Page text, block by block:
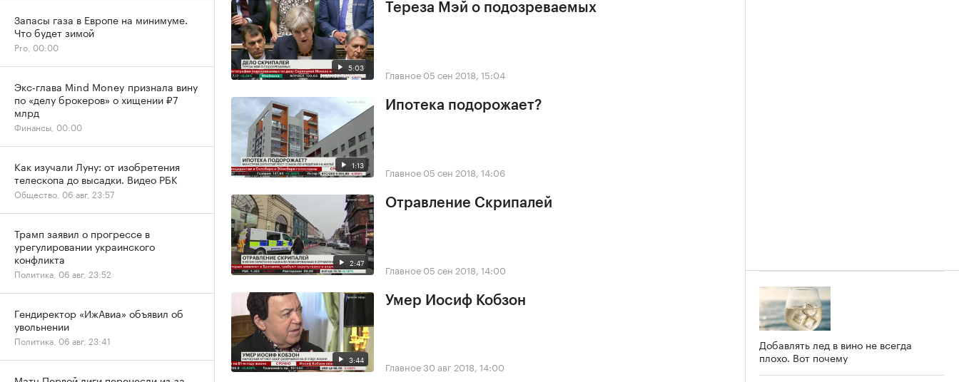
5:03
Тереза Мэй о подозреваемых
Главное 05 сен 2018, 15:04
1:13
Ипотека подорожает?
Главное 05 сен 2018, 14:06
2:47
Отравление Скрипалей
Главное 05 сен 2018, 14:00
3:44
Умер Иосиф Кобзон
Главное30 авг 2018, 14:00
Добавлять лед в вино не всегда
плохо. Вот почему
Запасы газа в Европе на минимуме.
Что будет зимой
Pro, 00:00
Экс-глава Mind Money признала вину
по «делу брокеров» о хищении ₽7
млрд
Финансы, 00:00
Как изучали Луну: от изобретения
телескопа до высадки. Видео РБК
Общество, 06 авг, 23:57
Трамп заявил о прогрессе в
урегулировании украинского
конфликта
Политика, 06 авг, 23:52
Гендиректор «ИжАвиа» объявил об
увольнении
Политика, 06 авг, 23:41